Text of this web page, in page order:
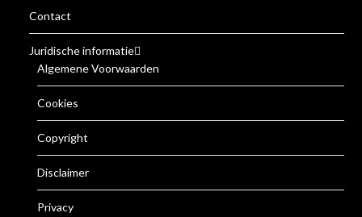
Contact
Juridische informatie
Algemene Voorwaarden
Cookies
Copyright
Disclaimer
Privacy